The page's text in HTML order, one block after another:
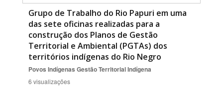
Grupo de Trabalho do Rio Papuri em uma
das sete oficinas realizadas para a
construção dos Planos de Gestão
Territorial e Ambiental (PGTAs) dos
territórios indígenas do Rio Negro
Povos Indígenas Gestão Territorial Indígena
6 visualizações